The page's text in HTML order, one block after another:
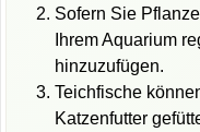
Sofern Sie
Ihrem Aquarium
hinzuzufügen.
Teichfische
Katzenfutter